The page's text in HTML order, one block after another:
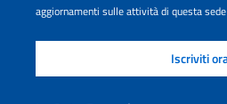
aggiornamenti sulle attività di questa sede